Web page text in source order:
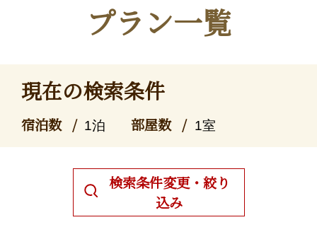
プラン一覧
現在の検索条件
宿泊数 1泊 部屋数 1室
検索条件変更・絞り
込み